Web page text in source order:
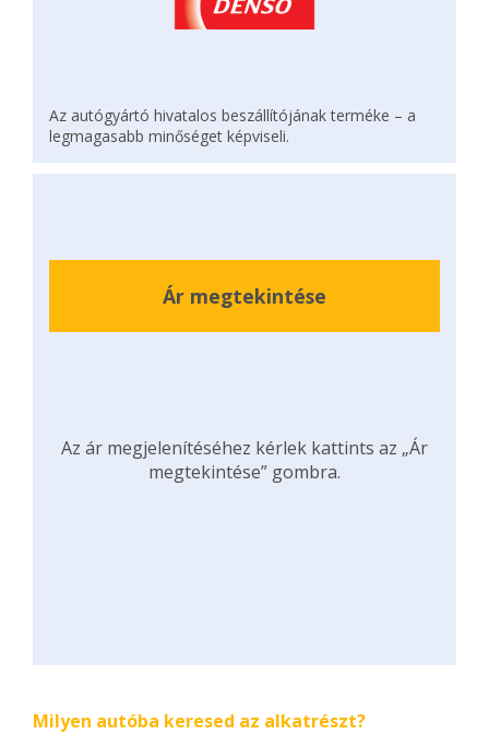
Az autógyártó hivatalos beszállítójának terméke – a
legmagasabb minőséget képviseli.
Ár megtekintése
Az ár megjelenítéséhez kérlek kattints az „Ár
megtekintése” gombra.
Milyen autóba keresed az alkatrészt?